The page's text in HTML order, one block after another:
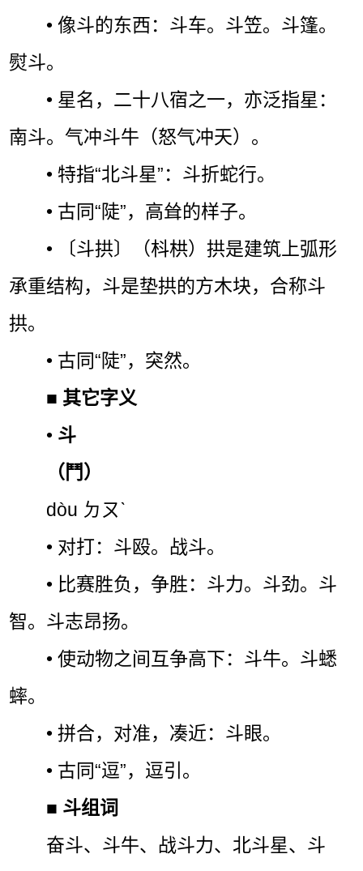
• 像斗的东西：斗车。斗笠。斗篷。
熨斗。
• 星名，二十八宿之一，亦泛指星：
南斗。气冲斗牛（怒气冲天）。
• 特指“北斗星”：斗折蛇行。
• 古同“陡”，高耸的样子。
• 〔斗拱〕（枓栱）拱是建筑上弧形
承重结构，斗是垫拱的方木块，合称斗
拱。
• 古同“陡”，突然。
■ 其它字义
• 斗
（鬥）
dòu ㄉㄡˋ
• 对打：斗殴。战斗。
• 比赛胜负，争胜：斗力。斗劲。斗
智。斗志昂扬。
• 使动物之间互争高下：斗牛。斗蟋
蟀。
• 拼合，对准，凑近：斗眼。
• 古同“逗”，逗引。
■ 斗组词
奋斗、斗牛、战斗力、北斗星、斗